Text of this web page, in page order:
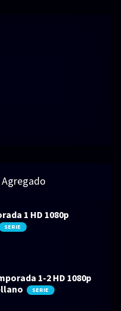
1 HD 1080p
SERIE
1-2 HD 1080p
SERIE